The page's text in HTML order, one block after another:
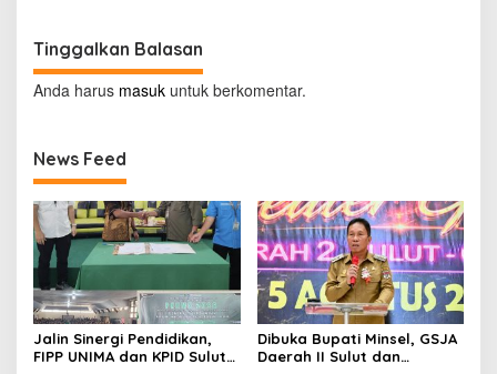
Tinggalkan Balasan
Anda harus masuk untuk berkomentar.
News Feed
Jalin Sinergi Pendidikan,
FIPP UNIMA dan KPID Sulut
Dibuka Bupati Minsel, GSJA
Daerah II Sulut dan